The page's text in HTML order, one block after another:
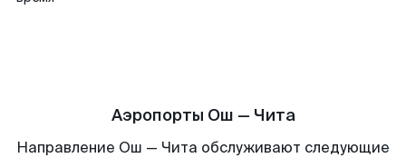
Аэропорты Ош — Чита
Направление Ош — Чита обслуживают следующие